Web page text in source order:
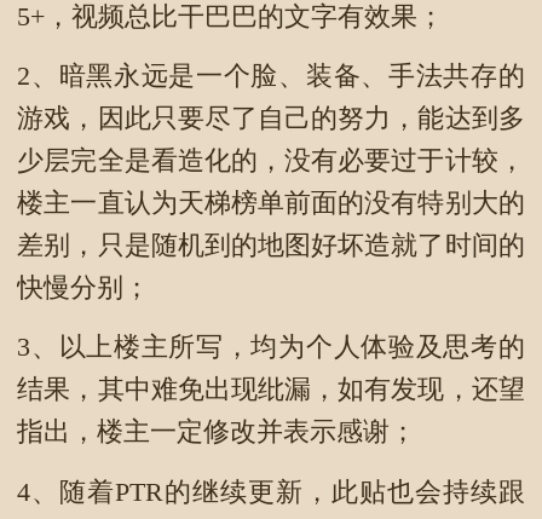
5+，视频总比干巴巴的文字有效果；
2、暗黑永远是一个脸、装备、手法共存的
游戏，因此只要尽了自己的努力，能达到多
少层完全是看造化的，没有必要过于计较，
楼主一直认为天梯榜单前面的没有特别大的
差别，只是随机到的地图好坏造就了时间的
快慢分别；
3、以上楼主所写，均为个人体验及思考的
结果，其中难免出现纰漏，如有发现，还望
指出，楼主一定修改并表示感谢；
4、随着PTR的继续更新，此贴也会持续跟